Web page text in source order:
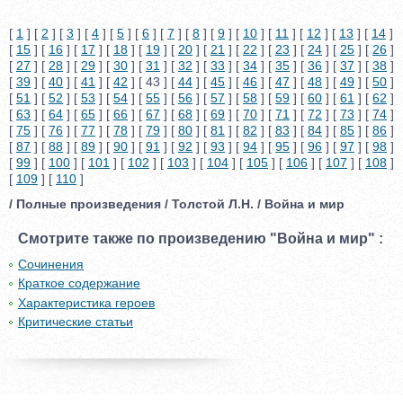
[ 1 ] [ 2 ] [ 3 ] [ 4 ] [ 5 ] [ 6 ] [ 7 ] [ 8 ] [ 9 ] [ 10 ] [ 11 ] [ 12 ] [ 13 ] [ 14 ]
[ 15 ] [ 16 ] [ 17 ] [ 18 ] [ 19 ] [ 20 ] [ 21 ] [ 22 ] [ 23 ] [ 24 ] [ 25 ] [ 26 ]
[ 27 ] [ 28 ] [ 29 ] [ 30 ] [ 31 ] [ 32 ] [ 33 ] [ 34 ] [ 35 ] [ 36 ] [ 37 ] [ 38 ]
[ 39 ] [ 40 ] [ 41 ] [ 42 ] [ 43 ] [ 44 ] [ 45 ] [ 46 ] [ 47 ] [ 48 ] [ 49 ] [ 50 ]
[ 51 ] [ 52 ] [ 53 ] [ 54 ] [ 55 ] [ 56 ] [ 57 ] [ 58 ] [ 59 ] [ 60 ] [ 61 ] [ 62 ]
[ 63 ] [ 64 ] [ 65 ] [ 66 ] [ 67 ] [ 68 ] [ 69 ] [ 70 ] [ 71 ] [ 72 ] [ 73 ] [ 74 ]
[ 75 ] [ 76 ] [ 77 ] [ 78 ] [ 79 ] [ 80 ] [ 81 ] [ 82 ] [ 83 ] [ 84 ] [ 85 ] [ 86 ]
[ 87 ] [ 88 ] [ 89 ] [ 90 ] [ 91 ] [ 92 ] [ 93 ] [ 94 ] [ 95 ] [ 96 ] [ 97 ] [ 98 ]
[ 99 ] [ 100 ] [ 101 ] [ 102 ] [ 103 ] [ 104 ] [ 105 ] [ 106 ] [ 107 ] [ 108 ]
[ 109 ] [ 110 ]
/ Полные произведения / Толстой Л.Н. / Война и мир
Смотрите также по произведению "Война и мир" :
Сочинения
Краткое содержание
Характеристика героев
Критические статьи